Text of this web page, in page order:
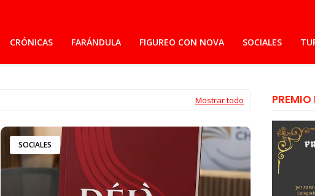
CRÓNICAS FARÁNDULA FIGUREO CON NOVA SOCIALES
Mostrar todo
SOCIALES